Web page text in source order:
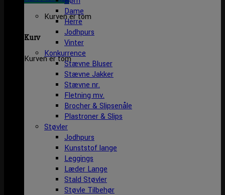
Kurven er tom
Kurv
Kurven er tom
Dame
Herre
Jodhpurs
Vinter
Konkurrence
Stævne Bluser
Stævne Jakker
Stævne nr.
Fletning mv.
Brocher & Slipsenåle
Plastroner & Slips
Støvler
Jodhpurs
Kunststof lange
Leggings
Læder Lange
Stald Støvler
Støvle Tilbehør